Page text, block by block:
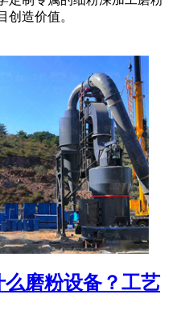
创造价值。
磨粉设备？工艺